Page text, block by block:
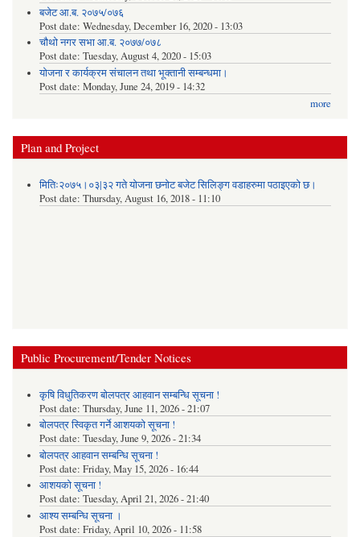
बजेट आ.ब. २०७५/०७६
Post date: Wednesday, December 16, 2020 - 13:03
चौथो नगर सभा आ.ब. २०७७/०७८
Post date: Tuesday, August 4, 2020 - 15:03
योजना र कार्यक्रम संचालन तथा भूक्तानी सम्बन्धमा।
Post date: Monday, June 24, 2019 - 14:32
more
Plan and Project
मितिः२०७५।०३|३२ गते योजना छनोट बजेट सिलिङ्ग वडाहरुमा पठाइएको छ​।
Post date: Thursday, August 16, 2018 - 11:10
Public Procurement/Tender Notices
कृषि विधुतिकरण बोलपत्र आहवान सम्बन्धि सूचना !
Post date: Thursday, June 11, 2026 - 21:07
बोलपत्र स्विकृत गर्ने आशयको सूचना !
Post date: Tuesday, June 9, 2026 - 21:34
बोलपत्र आहवान सम्बन्धि सूचना !
Post date: Friday, May 15, 2026 - 16:44
आशयको सूचना !
Post date: Tuesday, April 21, 2026 - 21:40
आश्य सम्बन्धि सूचना ।
Post date: Friday, April 10, 2026 - 11:58